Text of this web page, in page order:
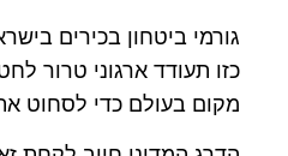
גורמי ביטחון בכירים
כזו תעודד ארגוני טרור
מקום בעולם כדי לסחוט